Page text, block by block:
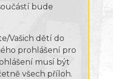
bude
Vašich dětí do
prohlášení pro
musí být
všech příloh.